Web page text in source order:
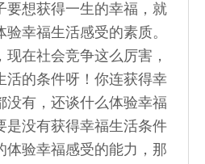
想获得一生的幸福，就
幸福生活感受的素质。
在社会竞争这么厉害，
活的条件呀！你连获得幸
没有，还谈什么体验幸福
是没有获得幸福生活条件
体验幸福感受的能力，那